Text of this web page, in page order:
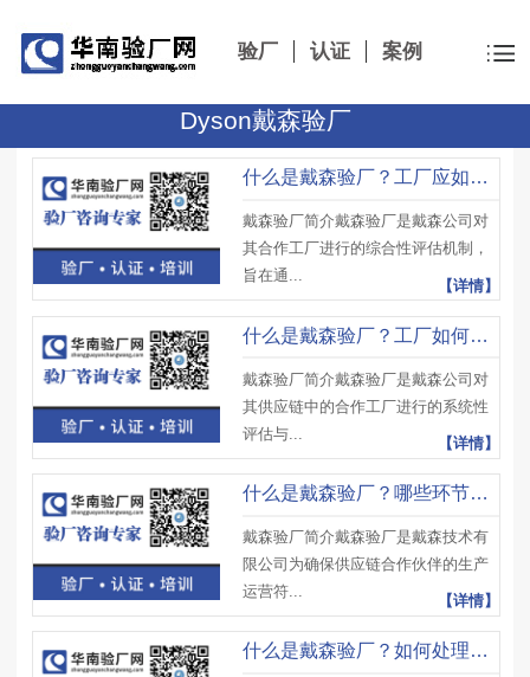
验厂 认证 案例
Dyson戴森验厂
什么是戴森验厂？工厂应如何建立长期的质量管理体系？
戴森验厂简介戴森验厂是戴森公司对
其合作工厂进行的综合性评估机制，
旨在通...
【详情】
什么是戴森验厂？工厂如何确保整改措施能够彻底解决问题？
戴森验厂简介戴森验厂是戴森公司对
其供应链中的合作工厂进行的系统性
评估与...
【详情】
什么是戴森验厂？哪些环节是工厂需要特别注意的？
戴森验厂简介戴森验厂是戴森技术有
限公司为确保供应链合作伙伴的生产
运营符...
【详情】
什么是戴森验厂？如何处理劳工权益问题？